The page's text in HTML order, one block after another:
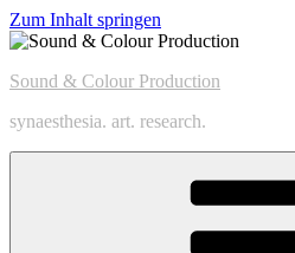
Zum Inhalt springen
Sound & Colour Production
synaesthesia. art. research.